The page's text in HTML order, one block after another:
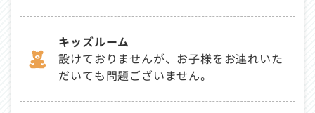
キッズルーム
設けておりませんが、お子様をお連れいた
だいても問題ございません。